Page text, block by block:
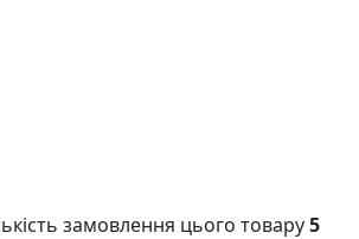
замовлення цього товару5